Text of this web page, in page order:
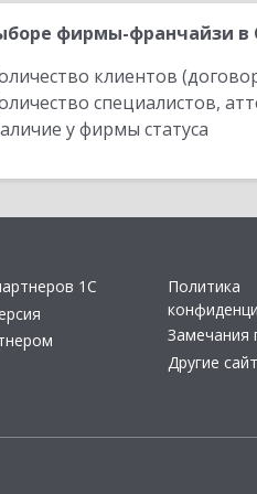
фирмы-франчайзи в
клиентов
специалистов,
у фирмы статуса
1С
Политика
Замечания
Другие